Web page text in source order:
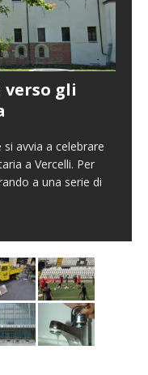
verso gli
si avvia a celebrare
a Vercelli. Per
a una serie di